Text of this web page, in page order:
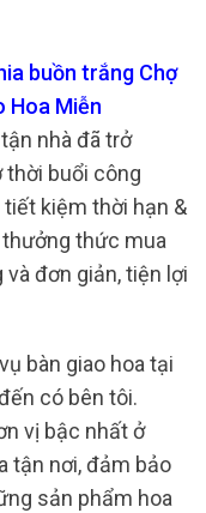
buồn trắng Chợ
Hoa Miễn
nhà đã trở
buổi công
kiệm thời hạn &
thức mua
đơn giản, tiện lợi
bàn giao hoa tại
có bên tôi.
vị bậc nhất ở
tận nơi, đảm bảo
sản phẩm hoa